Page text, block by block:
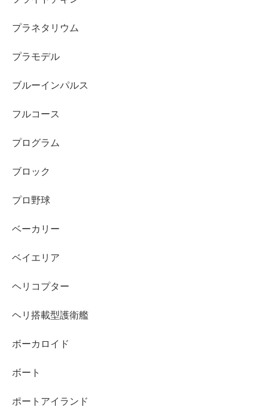
プラネタリウム
プラモデル
ブルーインパルス
フルコース
プログラム
ブロック
プロ野球
ベーカリー
ベイエリア
ヘリコプター
ヘリ搭載型護衛艦
ボーカロイド
ボート
ポートアイランド